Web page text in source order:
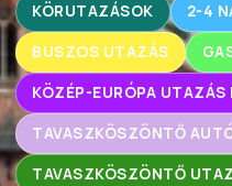
KÖRUTAZÁSOK 2-4
BUSZOS UTAZÁS
KÖZÉP-EURÓPA UTAZÁS
TAVASZKÖSZÖNTŐ
TAVASZKÖSZÖNTŐ